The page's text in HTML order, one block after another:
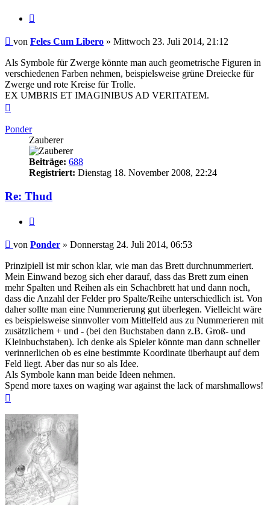
Beitrag
von Feles Cum Libero » Mittwoch 23. Juli 2014, 21:12
Als Symbole für Zwerge könnte man auch geometrische Figuren in
verschiedenen Farben nehmen, beispielsweise grüne Dreiecke für
Zwerge und rote Kreise für Trolle.
EX UMBRIS ET IMAGINIBUS AD VERITATEM.
Ponder
Zauberer
Beiträge: 688
Registriert: Dienstag 18. November 2008, 22:24
Re: Thud
Beitrag
von Ponder » Donnerstag 24. Juli 2014, 06:53
Prinzipiell ist mir schon klar, wie man das Brett durchnummeriert.
Mein Einwand bezog sich eher darauf, dass das Brett zum einen
mehr Spalten und Reihen als ein Schachbrett hat und dann noch,
dass die Anzahl der Felder pro Spalte/Reihe unterschiedlich ist. Von
daher sollte man eine Nummerierung gut überlegen. Vielleicht wäre
es beispielsweise sinnvoller vom Mittelfeld aus zu Nummerieren mit
zusätzlichem + und - (bei den Buchstaben dann z.B. Groß- und
Kleinbuchstaben). Ich denke als Spieler könnte man dann schneller
verinnerlichen ob es eine bestimmte Koordinate überhaupt auf dem
Feld liegt. Aber das nur so als Idee.
Als Symbole kann man beide Ideen nehmen.
Spend more taxes on waging war against the lack of marshmallows!